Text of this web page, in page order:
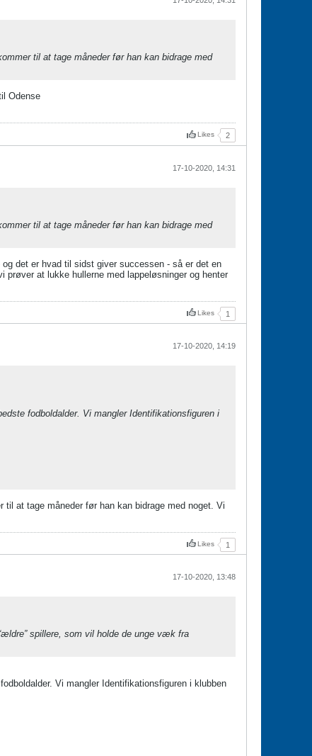
til at tage måneder før han kan bidrage med
Odense
Likes 2
17-10-2020, 14:31
til at tage måneder før han kan bidrage med
det er hvad til sidst giver successen - så er det en
at lukke hullerne med lappeløsninger og henter
Likes 1
17-10-2020, 14:19
fodboldalder. Vi mangler Identifikationsfiguren i
at tage måneder før han kan bidrage med noget. Vi
Likes 1
17-10-2020, 13:48
spillere, som vil holde de unge væk fra
Vi mangler Identifikationsfiguren i klubben